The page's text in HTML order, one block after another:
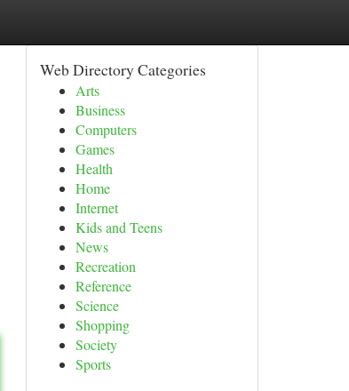
Web Directory Categories
Arts
Business
Computers
Games
Health
Home
Internet
Kids and Teens
News
Recreation
Reference
Science
Shopping
Society
Sports